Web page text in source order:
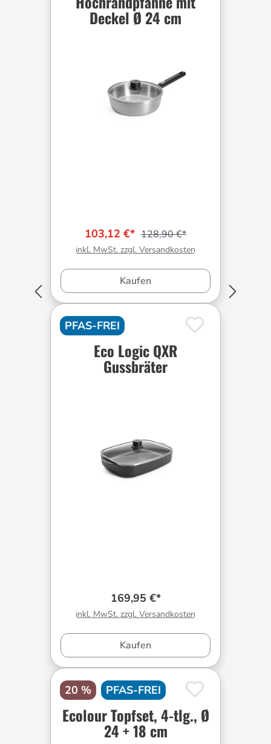
Deckel Ø 24 cm
103,12 €* 128,90 €*
inkl. MwSt. zzgl. Versandkosten
Kaufen
PFAS-FREI
Eco Logic QXR
Gussbräter
169,95 €*
inkl. MwSt. zzgl. Versandkosten
Kaufen
20 % PFAS-FREI
Ecolour Topfset, 4-tlg., Ø
24 + 18 cm